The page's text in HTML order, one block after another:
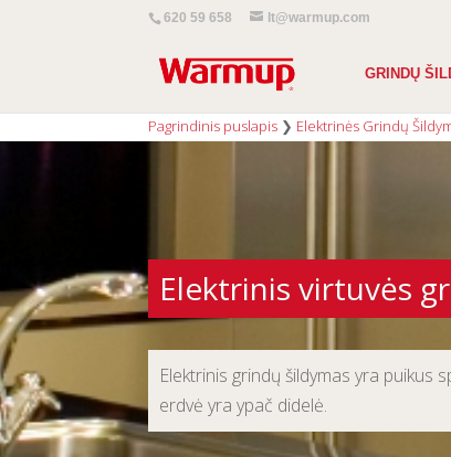
620 59 658 lt@warmup.com
GRINDŲ
Pagrindinis puslapis ❯ Elektrinės Grindų
Elektrinis virtuvės
Elektrinis grindų šildymas yra puikus
erdvė yra ypač didelė.